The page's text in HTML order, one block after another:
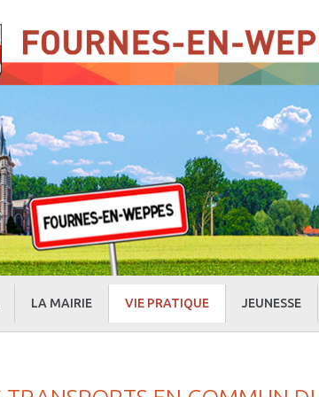
LA MAIRIE VIE PRATIQUE JEUNESSE
» Centre